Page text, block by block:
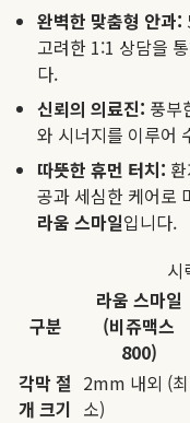
완벽한 맞춤형 안과:
고려한 1:1 상담을
다.
신뢰의 의료진: 풍부
와 시너지를 이루어
따뜻한 휴먼 터치:
공과 세심한 케어로
라움 스마일입니다.
시
구분
라움 스마일
(비쥬맥스
800)
각막 절
개 크기
2mm 내외 (최
소)